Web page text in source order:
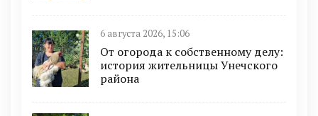
6 августа 2026, 15:06
От огорода к собственному делу:
история жительницы Унечского
района